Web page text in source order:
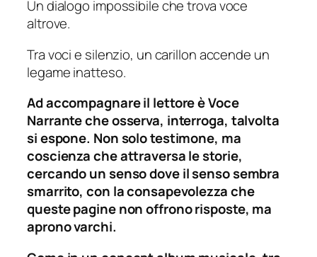
Un dialogo impossibile che trova voce
altrove.
Tra voci e silenzio, un carillon accende un
legame inatteso.
Ad accompagnare il lettore è Voce
Narrante che osserva, interroga, talvolta
si espone. Non solo testimone, ma
coscienza che attraversa le storie,
cercando un senso dove il senso sembra
smarrito, con la consapevolezza che
queste pagine non offrono risposte, ma
aprono varchi.